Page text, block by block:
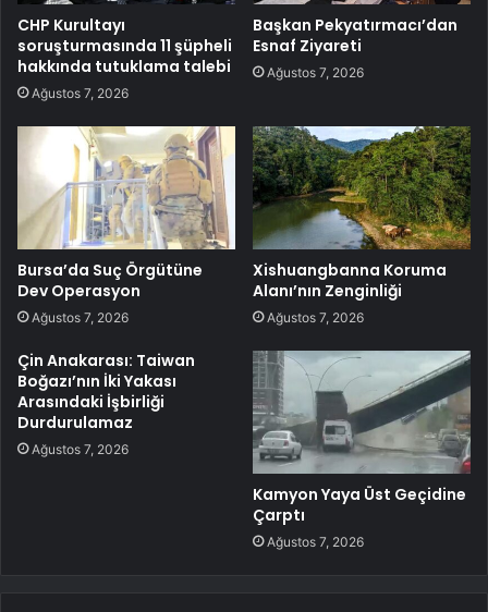
CHP Kurultayı
soruşturmasında 11 şüpheli
hakkında tutuklama talebi
Ağustos 7, 2026
Başkan Pekyatırmacı’dan
Esnaf Ziyareti
Ağustos 7, 2026
Bursa’da Suç Örgütüne
Dev Operasyon
Ağustos 7, 2026
Xishuangbanna Koruma
Alanı’nın Zenginliği
Ağustos 7, 2026
Çin Anakarası: Taiwan
Boğazı’nın İki Yakası
Arasındaki İşbirliği
Durdurulamaz
Ağustos 7, 2026
Kamyon Yaya Üst Geçidine
Çarptı
Ağustos 7, 2026